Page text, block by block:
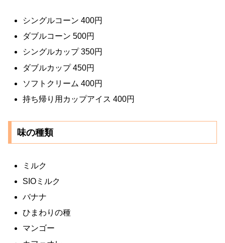
シングルコーン 400円
ダブルコーン 500円
シングルカップ 350円
ダブルカップ 450円
ソフトクリーム 400円
持ち帰り用カップアイス 400円
味の種類
ミルク
SIOミルク
バナナ
ひまわりの種
マンゴー